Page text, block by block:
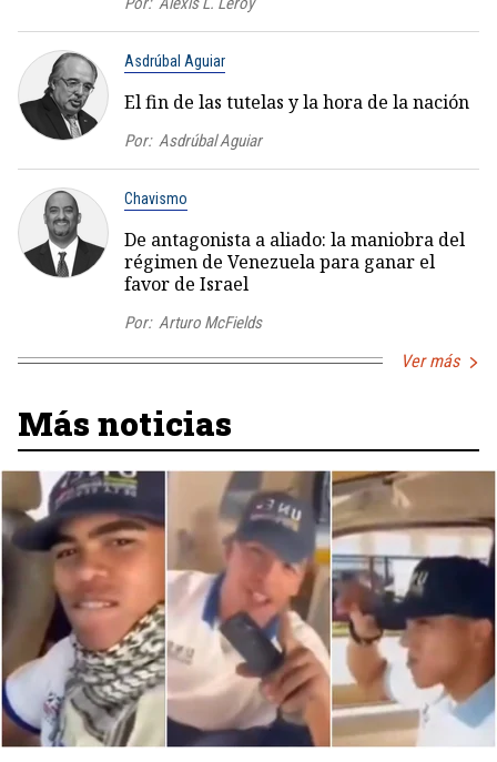
Asdrúbal Aguiar
El fin de las tutelas y la hora de la nación
Por: Asdrúbal Aguiar
Chavismo
De antagonista a aliado: la maniobra del
régimen de Venezuela para ganar el
favor de Israel
Por: Arturo McFields
Ver más
Más noticias